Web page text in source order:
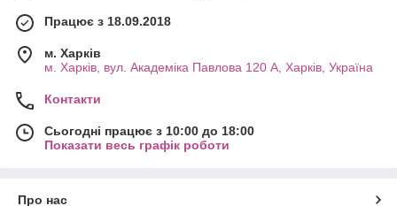
Працює з 18.09.2018
м. Харків
м. Харків, вул. Академіка Павлова 120 А, Харків, Україна
Контакти
Сьогодні працює з 10:00 до 18:00
Показати весь графік роботи
Про нас